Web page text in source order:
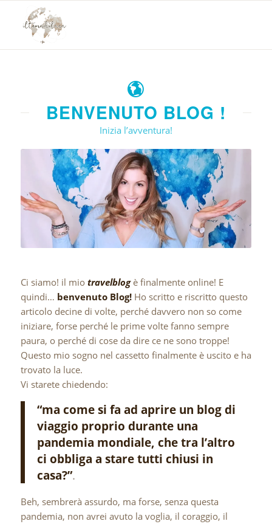
BENVENUTO BLOG !
Inizia l’avventura!
Ci siamo! il mio travelblogè finalmente online! E
quindi… benvenuto Blog!Ho scritto e riscritto questo
articolo decine di volte, perché davvero non so come
iniziare, forse perché le prime volte fanno sempre
paura, o perché di cose da dire ce ne sono troppe!
Questo mio sogno nel cassetto finalmente è uscito e ha
trovato la luce.
Vi starete chiedendo:
“ma come si fa ad aprire un blog di
viaggio proprio durante una
pandemia mondiale, che tra l’altro
ci obbliga a stare tutti chiusi in
casa?”.
Beh, sembrerà assurdo, ma forse, senza questa
pandemia, non avrei avuto la voglia, il coraggio, il